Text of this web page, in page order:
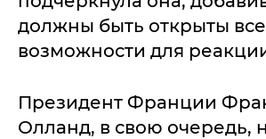
должны быть открыты все
возможности для
Президент Франции
Олланд, в свою очередь,